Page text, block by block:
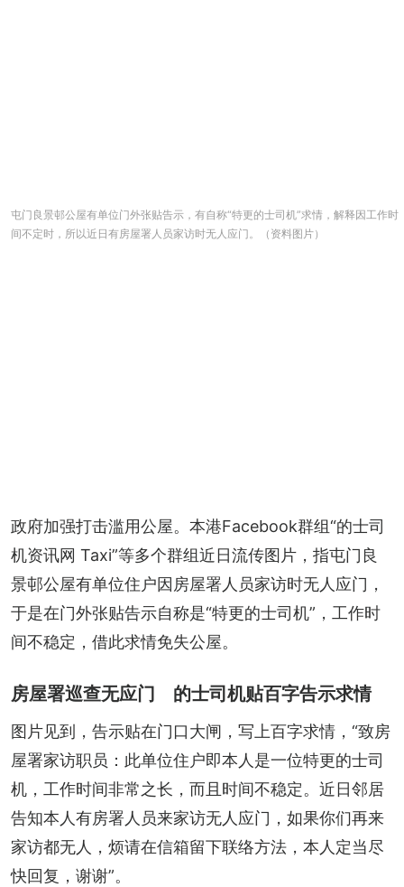
屯门良景邨公屋有单位门外张贴告示，有自称“特更的士司机”求情，解释因工作时
间不定时，所以近日有房屋署人员家访时无人应门。（资料图片）
政府加强打击滥用公屋。本港Facebook群组“的士司
机资讯网 Taxi”等多个群组近日流传图片，指屯门良
景邨公屋有单位住户因房屋署人员家访时无人应门，
于是在门外张贴告示自称是“特更的士司机”，工作时
间不稳定，借此求情免失公屋。
房屋署巡查无应门 的士司机贴百字告示求情
图片见到，告示贴在门口大闸，写上百字求情，“致房
屋署家访职员：此单位住户即本人是一位特更的士司
机，工作时间非常之长，而且时间不稳定。近日邻居
告知本人有房署人员来家访无人应门，如果你们再来
家访都无人，烦请在信箱留下联络方法，本人定当尽
快回复，谢谢”。